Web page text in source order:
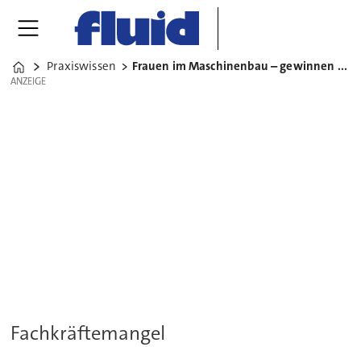
Home
Praxiswissen Frauen im Maschinenbau – gewinnen und halten
ANZEIGE
ANZEIGE
Fachkräftemangel